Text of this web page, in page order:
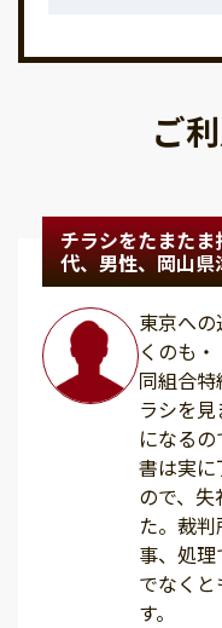
ご
チラシをたまた
代、男性、岡山
東京へ
くのも
同組合
ラシを
になる
書は実
ので、
た。裁
事、処
でなく
す。